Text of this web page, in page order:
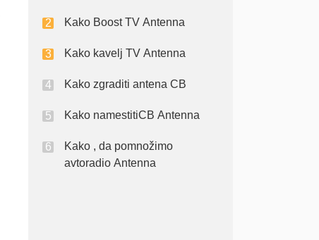
Kako Boost TV Antenna
Kako kavelj TV Antenna
Kako zgraditi antena CB
Kako namestitiCB Antenna
Kako , da pomnožimo
avtoradio Antenna